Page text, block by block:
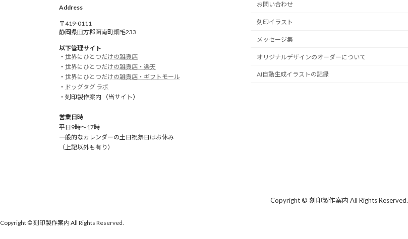
Address
〒419-0111
静岡県田方郡函南町畑毛233
以下管理サイト
・ 世界にひとつだけの雑貨店
・ 世界にひとつだけの雑貨店・楽天
・ 世界にひとつだけの雑貨店・ギフトモール
・ ドッグタグ ラボ
・刻印製作案内 （当サイト）
営業日時
平日9時～17時
一般的なカレンダーの土日祝祭日はお休み
（上記以外も有り）
お問い合わせ
刻印イラスト
メッセージ集
オリジナルデザインのオーダーについて
AI自動生成イラストの記録
Copyright © 刻印製作案内 All Rights Reserved.
Copyright © 刻印製作案内 All Rights Reserved.